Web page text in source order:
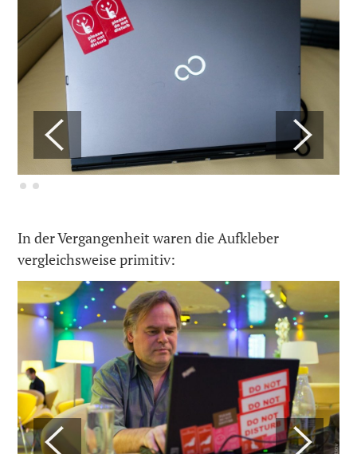
In der Vergangenheit waren die Aufkleber
vergleichsweise primitiv: